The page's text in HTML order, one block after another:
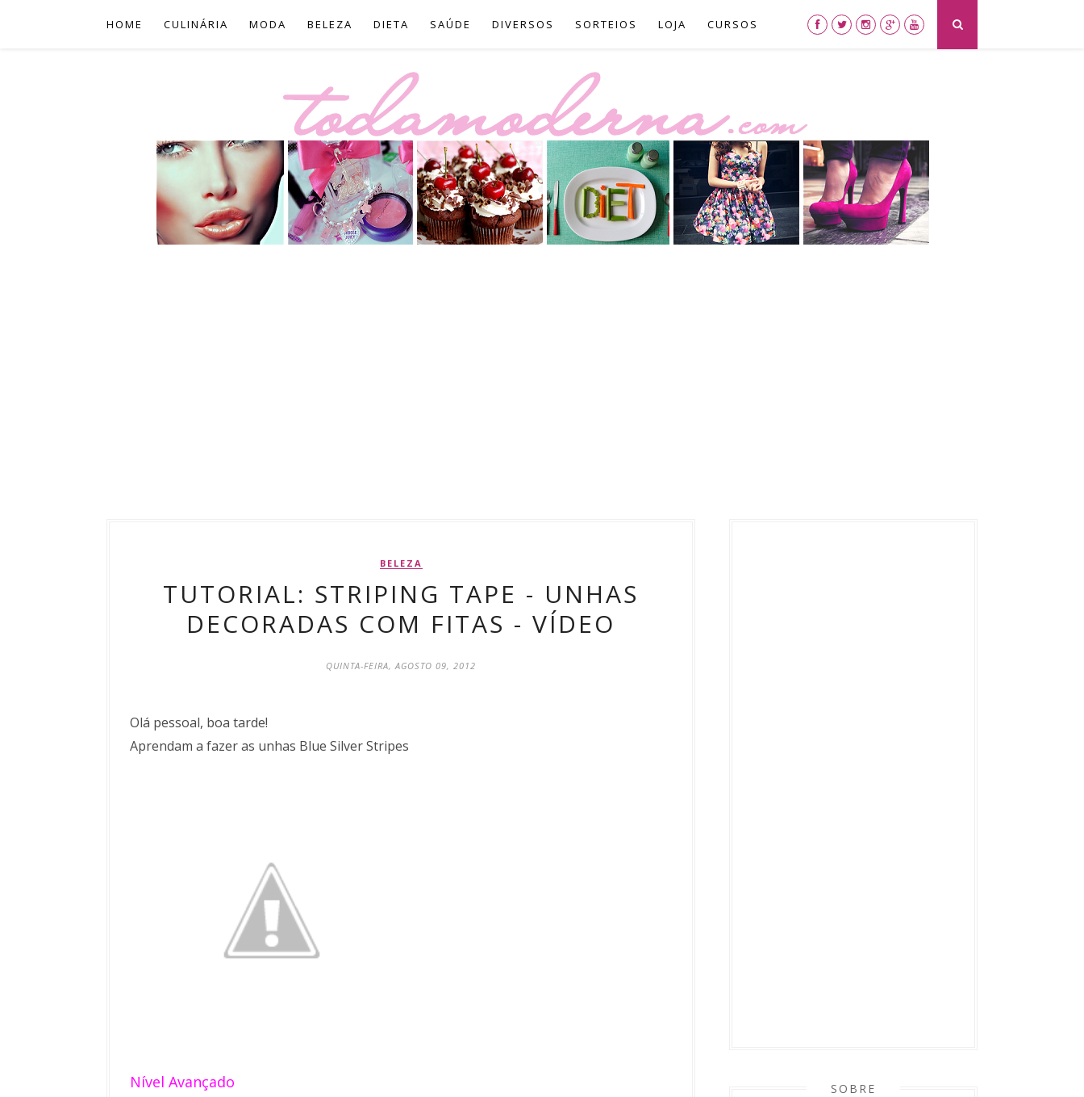
HOME CULINÁRIA MODA BELEZA DIETA SAÚDE DIVERSOS SORTEIOS LOJA CURSOS
BELEZA
TUTORIAL: STRIPING TAPE - UNHAS
DECORADAS COM FITAS - VÍDEO
QUINTA-FEIRA, AGOSTO 09, 2012
Olá pessoal, boa tarde!
Aprendam a fazer as unhas Blue Silver Stripes
Nível Avançado SOBRE